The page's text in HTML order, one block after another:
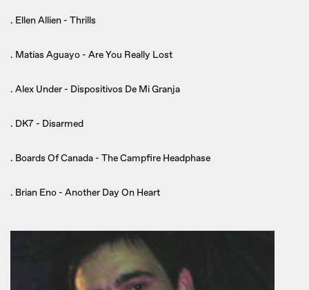
. Ellen Allien - Thrills
. Matías Aguayo - Are You Really Lost
. Alex Under - Dispositivos De Mi Granja
. DK7 - Disarmed
. Boards Of Canada - The Campfire Headphase
. Brian Eno - Another Day On Heart